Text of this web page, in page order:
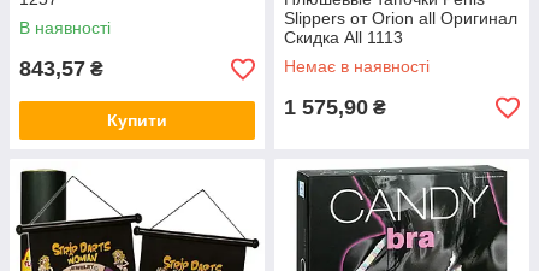
В наявності
843,57 ₴
Купити
Slippers от Orion all Оригинал
Скидка All 1113
Немає в наявності
1 575,90 ₴